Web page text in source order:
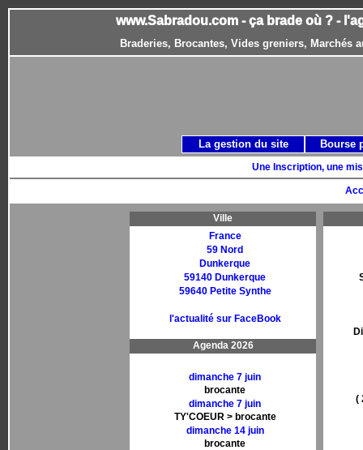
www.Sabradou.com - ça brade où ? -
Braderies, Brocantes, Vides greniers, Marchés
Une Inscription, une
Ville
France
59 Nord
Dunkerque
59140 Dunkerque
59640 Petite Synthe
l'actualité sur FaceBook
Agenda 2026
dimanche 7 juin
brocante
dimanche 7 juin
TY'COEUR > brocante
dimanche 14 juin
brocante
(
La gestion du site Bourse